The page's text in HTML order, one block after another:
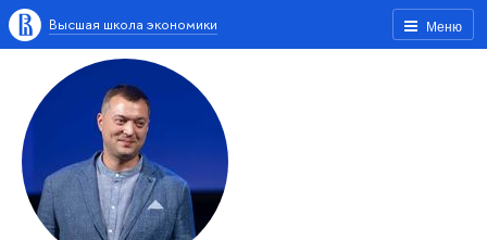
Меню
Высшая школа экономики